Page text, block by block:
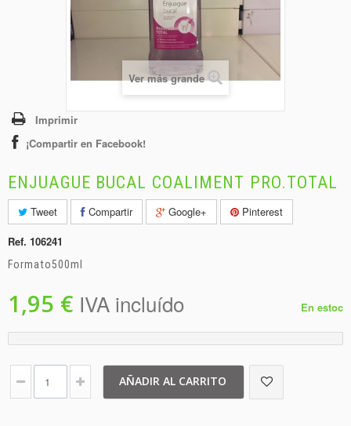
CONGELADOS
Ver más grande
Imprimir
¡Compartir en Facebook!
ENJUAGUE BUCAL COALIMENT PRO.TOTAL
Tweet Compartir Google+
Pinterest
Ref. 106241
Formato500ml
1,95 € IVA incluído En estoc
AÑADIR AL CARRITO